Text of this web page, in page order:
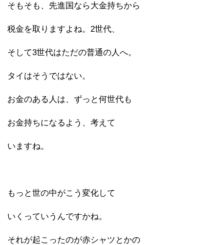
そもそも、先進国なら大金持ちから
税金を取りますよね。2世代、
そして3世代はただの普通の人へ。
タイはそうではない。
お金のある人は、ずっと何世代も
お金持ちになるよう、考えて
いますね。
もっと世の中がこう変化して
いくっていうんですかね。
それが起こったのが赤シャツとかの